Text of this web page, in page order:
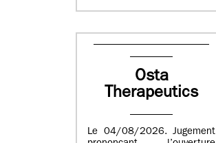
Osta
Therapeutics
Le 04/08/2026. Jugement